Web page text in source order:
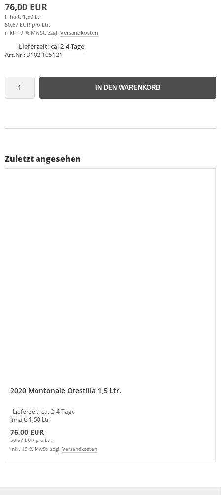
76,00 EUR
Inhalt: 1,50 Ltr.
50,67 EUR pro Ltr.
inkl. 19 % MwSt. zzgl. Versandkosten
Lieferzeit: ca. 2-4 Tage
Art.Nr.:3102 105121
IN DEN WARENKORB
Zuletzt angesehen
2020 Montonale Orestilla 1,5 Ltr.
Lieferzeit:ca. 2-4 Tage
Inhalt: 1,50 Ltr.
76,00 EUR
50,67 EUR pro Ltr.
inkl. 19 % MwSt. zzgl. Versandkosten